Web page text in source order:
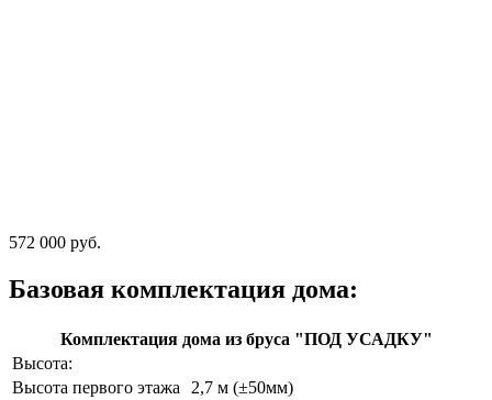
572 000 руб.
Базовая комплектация дома:
Комплектация дома из бруса "ПОД УСАДКУ"
Высота:
Высота первого этажа
2,7 м (±50мм)